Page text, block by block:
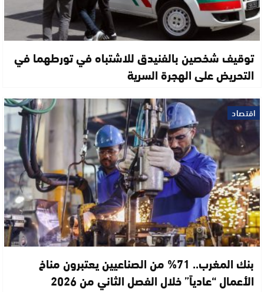
توقيف شخصين بالفنيدق للاشتباه في تورطهما في
التحريض على الهجرة السرية
اقتصاد
بنك المغرب.. 71% من الصناعيين يعتبرون مناخ
الأعمال “عادياً” خلال الفصل الثاني من 2026